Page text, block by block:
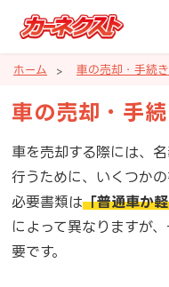
ホーム 車の売却・手続
車の売却・手
車を売却する際には、
行うために、いくつかの
必要書類は「普通車か
によって異なりますが
要です。